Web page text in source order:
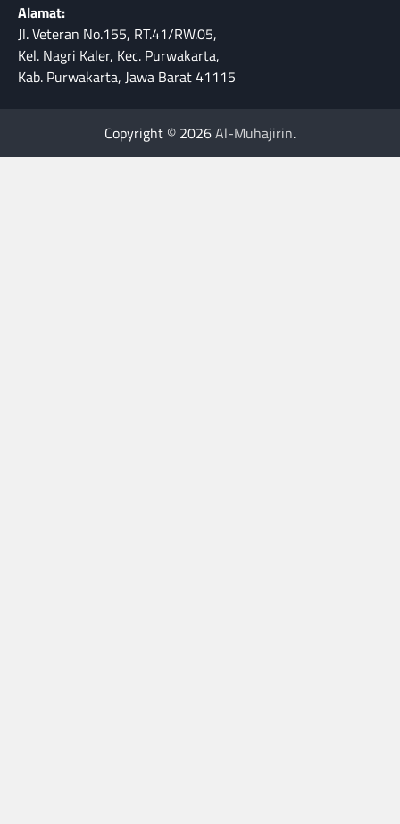
Alamat:
Jl. Veteran No.155, RT.41/RW.05,
Kel. Nagri Kaler, Kec. Purwakarta,
Kab. Purwakarta, Jawa Barat 41115
Copyright © 2026Al-Muhajirin.